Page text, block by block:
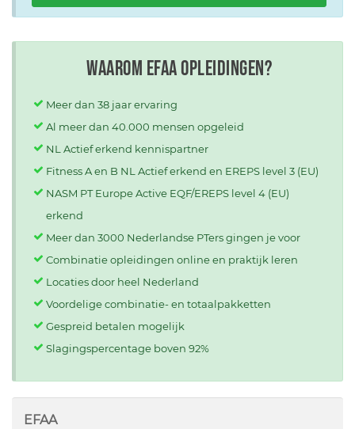
Waarom EFAA opleidingen?
Meer dan 38 jaar ervaring
Al meer dan 40.000 mensen opgeleid
NL Actief erkend kennispartner
Fitness A en B NL Actief erkend en EREPS level 3 (EU)
NASM PT Europe Active EQF/EREPS level 4 (EU)
erkend
Meer dan 3000 Nederlandse PTers gingen je voor
Combinatie opleidingen online en praktijk leren
Locaties door heel Nederland
Voordelige combinatie- en totaalpakketten
Gespreid betalen mogelijk
Slagingspercentage boven 92%
EFAA